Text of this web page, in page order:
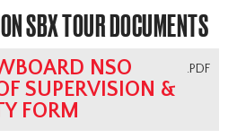
SBX TOUR DOCUMENTS
.PDF
NSO
SUPERVISION &
FORM